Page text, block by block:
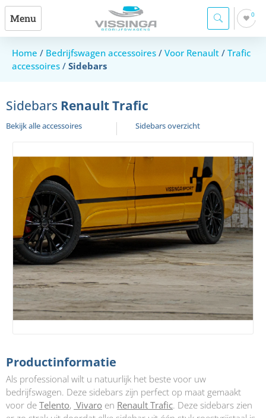
Menu 0
Home / Bedrijfswagen accessoires / Voor Renault / Trafic
accessoires / Sidebars
Sidebars Renault Trafic
Bekijk alle accessoires Sidebars overzicht
Productinformatie
Als professional wilt u natuurlijk het beste voor uw
bedrijfswagen. Deze sidebars zijn perfect op maat gemaakt
voor de Telento, Vivaro en Renault Trafic. Deze sidebars zien